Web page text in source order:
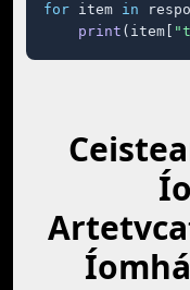
for item in
print (item[